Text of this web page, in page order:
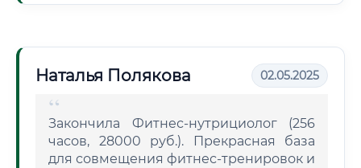
Наталья Полякова 02.05.2025
Закончила Фитнес-нутрициолог (256
часов, 28000 руб.). Прекрасная база
для совмещения фитнес-тренировок и